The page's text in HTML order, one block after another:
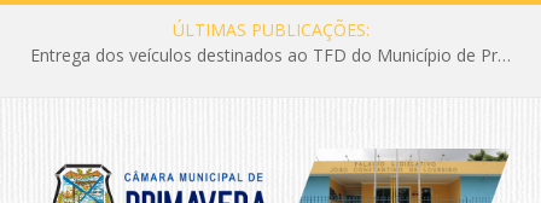
ÚLTIMAS PUBLICAÇÕES:
Entrega dos veículos destinados ao TFD do Município de Primavera